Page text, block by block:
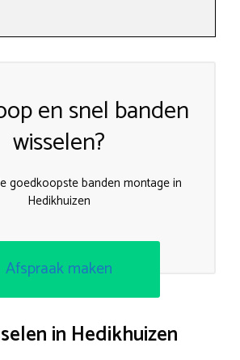
en snel banden
wisselen?
goedkoopste banden montage in
Hedikhuizen
Afspraak maken
in Hedikhuizen